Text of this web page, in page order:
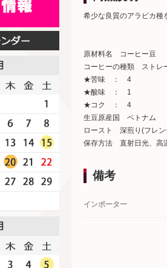
希少な良質のアラビカ種
原材料名 コーヒー豆
コーヒーの種類 ストレ
★苦味 ： 4
★酸味 ： 1
★コク ： 4
生豆原産国 ベトナム
ロースト 深煎り(フレン
保存方法 直射日光、高
備考
インポーター